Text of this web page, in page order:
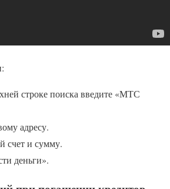
строке поиска введите «МТС
адресу.
счет и сумму.
деньги».